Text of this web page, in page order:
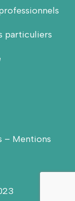
particuliers
– Mentions